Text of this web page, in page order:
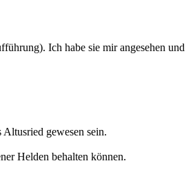
Ich habe sie mir angesehen und
gewesen sein.
Helden behalten können.